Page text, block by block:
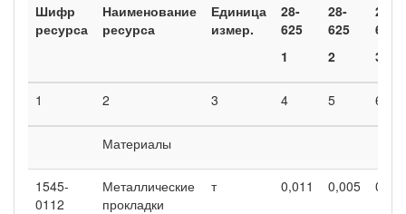
Шифр
ресурса
Наименование
ресурса
Единица
измер.
28-
625
1
28-
625
2
28-
625
3
1 2 3 4 5 6
Материалы
1545-
0112
Металлические
прокладки
т 0,011 0,005